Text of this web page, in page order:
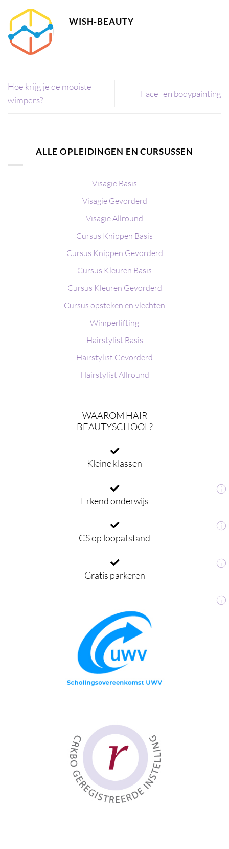
WISH-BEAUTY
Hoe krijg je de mooiste
wimpers?
Face- en bodypainting
ALLE OPLEIDINGEN EN CURSUSSEN
Visagie Basis
Visagie Gevorderd
Visagie Allround
Cursus Knippen Basis
Cursus Knippen Gevorderd
Cursus Kleuren Basis
Cursus Kleuren Gevorderd
Cursus opsteken en vlechten
Wimperlifting
Hairstylist Basis
Hairstylist Gevorderd
Hairstylist Allround
WAAROM HAIR
BEAUTYSCHOOL?
Kleine klassen
i
Erkend onderwijs
i
CS op loopafstand
i
Gratis parkeren
i